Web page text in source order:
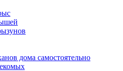
дома самостоятельно